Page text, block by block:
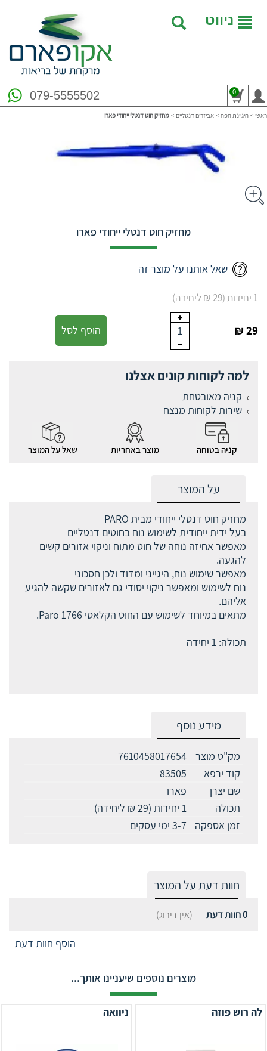
ניווט
079-5555502 0
ראשי > היגיינת הפה > אביזרים דנטליים > מחזיק חוט דנטלי ייחודי פארו
מחזיק חוט דנטלי ייחודי פארו
שאל אותנו על מוצר זה
1 יחידות (29 ₪ ליחידה)
29 ₪
1 הוסף לסל
למה לקוחות קונים אצלנו
קניה מאובטחת
שירות לקוחות מנצח
קניה בטוחה מוצר באחריות שאל על המוצר
על המוצר
מחזיק חוט דנטלי ייחודי מבית PARO
בעל ידית ייחודית לשימוש נוח בחוטים דנטליים
מאפשר אחיזה נוחה של חוט מתוח וניקוי אזורים קשים
להגעה.
מאפשר שימוש נוח, היגייני ומדוד ולכן חסכוני
נוח לשימוש ומאפשר ניקוי יסודי גם לאזורים שקשה להגיע
אליהם.
מתאים במיוחד לשימוש עם החוט הקלאסי Paro 1766.
תכולה: 1 יחידה
מידע נוסף
מק"ט מוצר
7610458017654
קוד ירפא
83505
שם יצרן
פארו
תכולה
1 יחידות (29 ₪ ליחידה)
זמן אספקה
3-7 ימי עסקים
חוות דעת על המוצר
0חוות דעת (אין דירוג)
הוסף חוות דעת
מוצרים נוספים שיעניינו אותך...
לה רוש פוזה ניוואה